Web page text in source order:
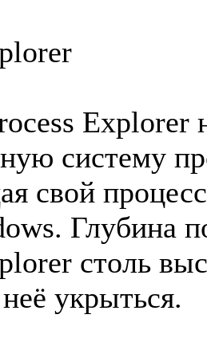
Explorer
систему
свой
Глубина
столь
укрыться.